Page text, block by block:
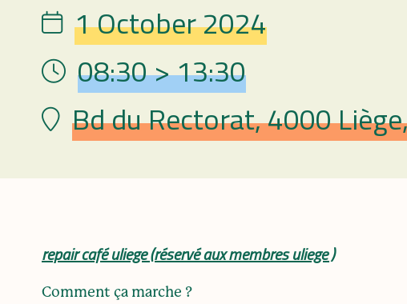
Date 1 October 2024
Hour 08:30 > 13:30
Lieu Bd du Rectorat, 4000
repair café uliege (réservé aux membres uliege )
Comment ça marche ?